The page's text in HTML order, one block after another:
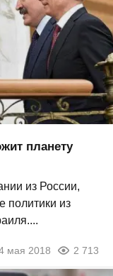
планету
из России,
политики из
мая 2018 2 713